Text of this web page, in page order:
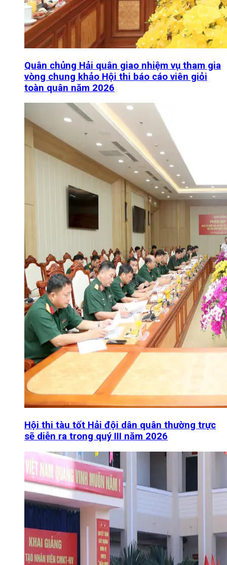
Quân chủng Hải quân giao nhiệm vụ tham gia
vòng chung khảo Hội thi báo cáo viên giỏi
toàn quân năm 2026
Hội thi tàu tốt Hải đội dân quân thường trực
sẽ diễn ra trong quý III năm 2026